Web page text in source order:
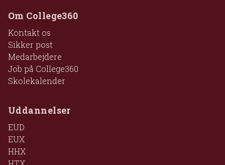
Om College360
Kontakt os
Sikker post
Medarbejdere
Job på College360
Skolekalender
Uddannelser
EUD
EUX
HHX